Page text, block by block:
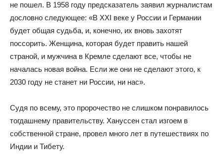
не пошел. В 1958 году предсказатель заявил журналистам
дословно следующее: «В XXI веке у России и Германии
будет общая судьба, и, конечно, их вновь захотят
поссорить. Женщина, которая будет править нашей
страной, и мужчина в Кремле сделают все, чтобы не
началась новая война. Если же они не сделают этого, к
2030 году не станет ни России, ни нас».
Судя по всему, это пророчество не слишком понравилось
тогдашнему правительству. Хануссен стал изгоем в
собственной стране, провел много лет в путешествиях по
Индии и Тибету.